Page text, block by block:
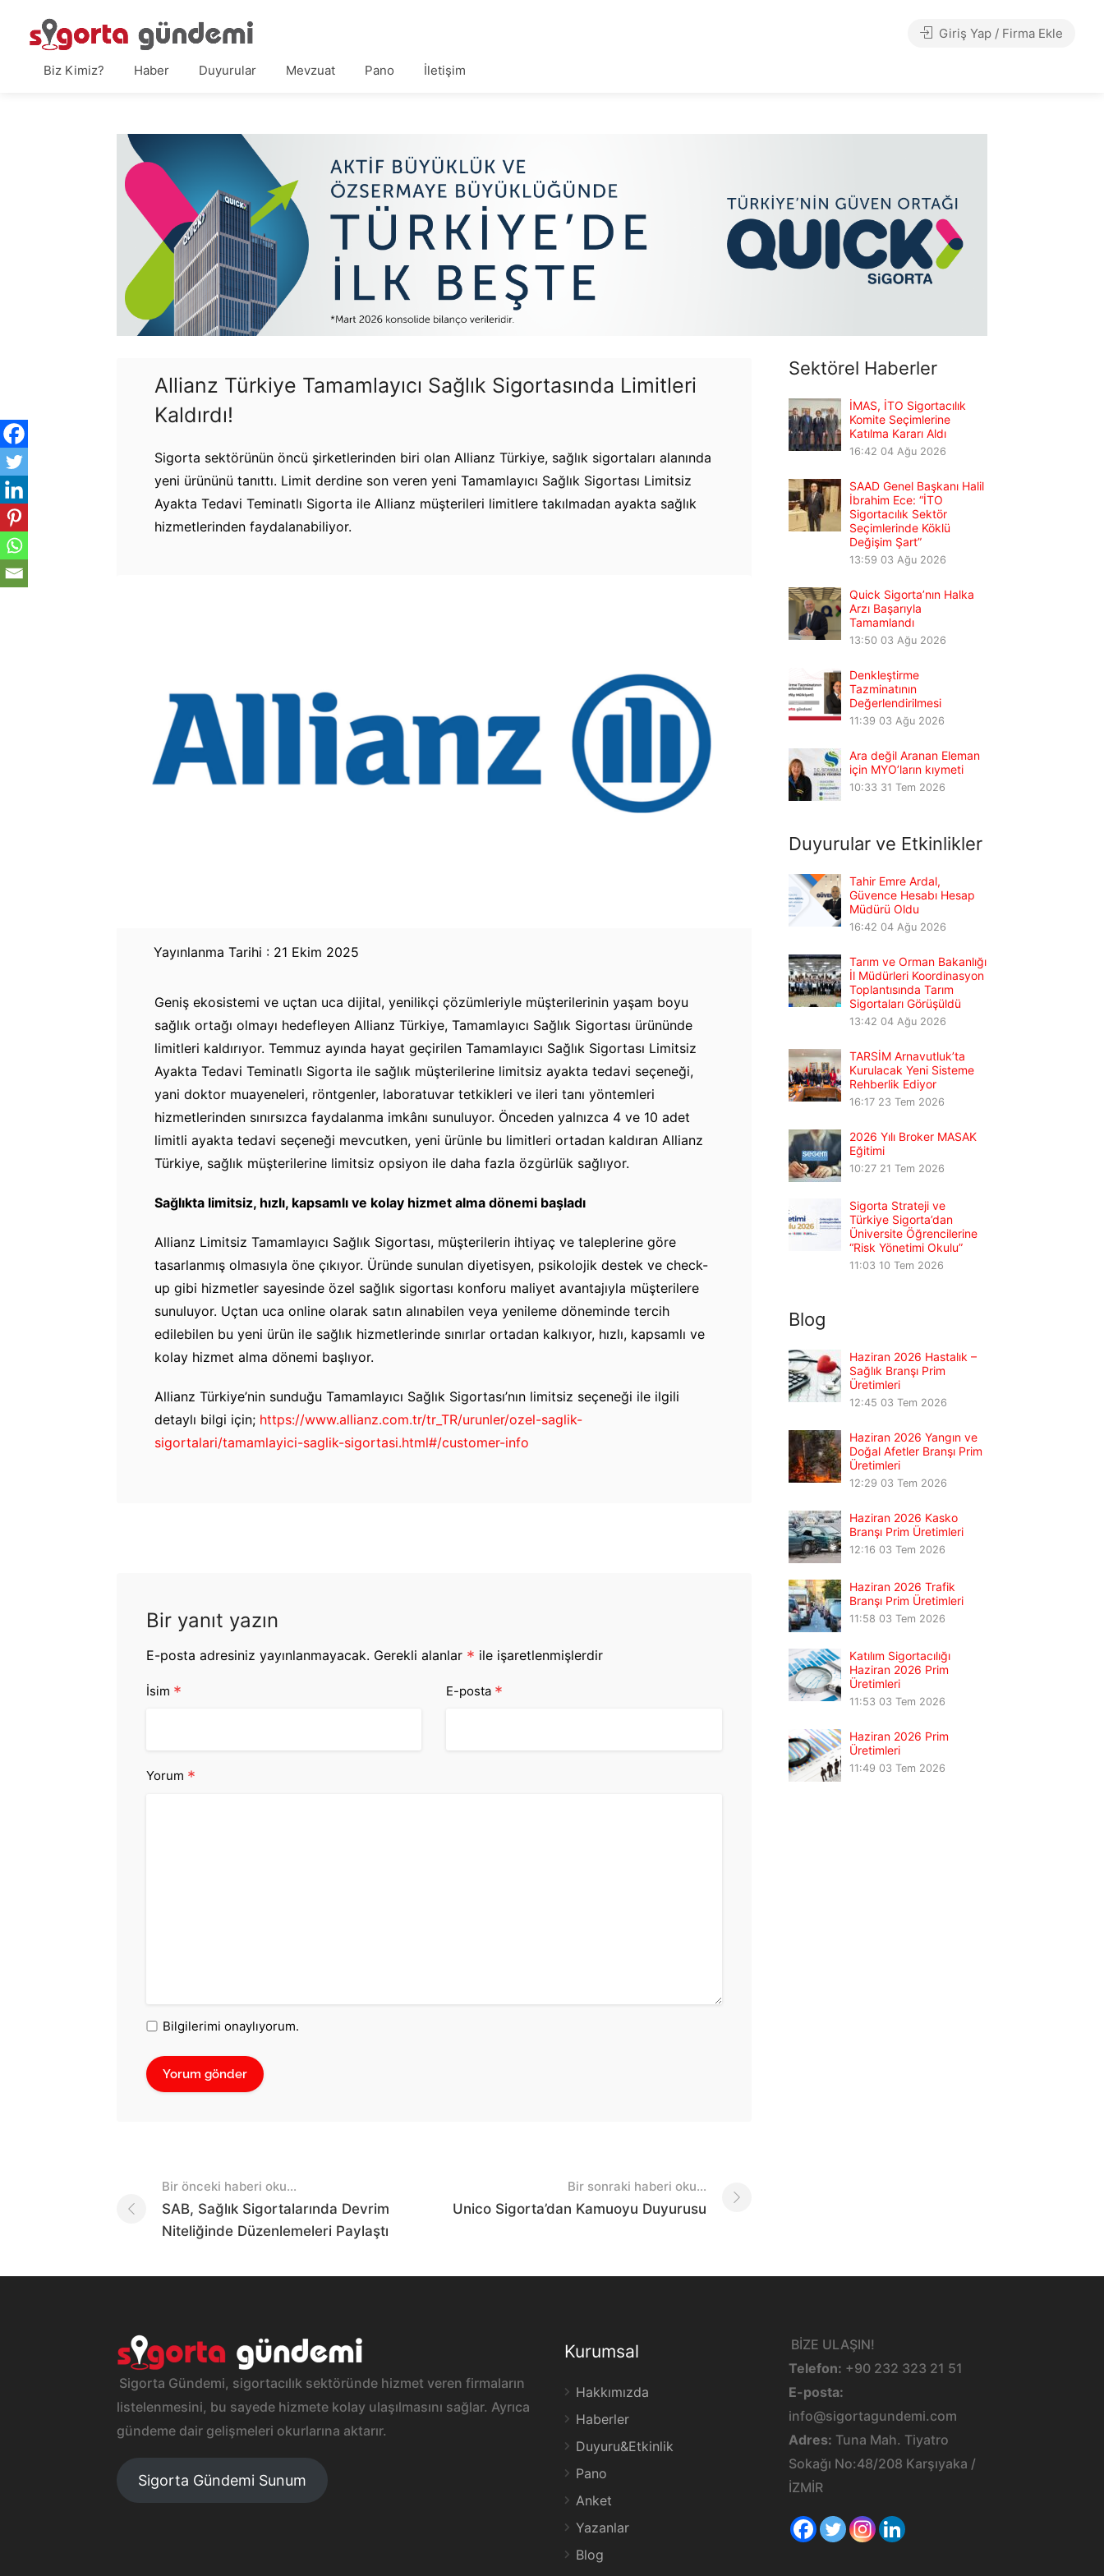
Biz Kimiz? Haber Duyurular Mevzuat Pano İletişim
Giriş Yap / Firma Ekle
Allianz Türkiye Tamamlayıcı Sağlık Sigortasında Limitleri
Kaldırdı!
Sigorta sektörünün öncü şirketlerinden biri olan Allianz Türkiye, sağlık sigortaları alanında
yeni ürününü tanıttı. Limit derdine son veren yeni Tamamlayıcı Sağlık Sigortası Limitsiz
Ayakta Tedavi Teminatlı Sigorta ile Allianz müşterileri limitlere takılmadan ayakta sağlık
hizmetlerinden faydalanabiliyor.
Yayınlanma Tarihi : 21 Ekim 2025
Geniş ekosistemi ve uçtan uca dijital, yenilikçi çözümleriyle müşterilerinin yaşam boyu
sağlık ortağı olmayı hedefleyen Allianz Türkiye, Tamamlayıcı Sağlık Sigortası ürününde
limitleri kaldırıyor. Temmuz ayında hayat geçirilen Tamamlayıcı Sağlık Sigortası Limitsiz
Ayakta Tedavi Teminatlı Sigorta ile sağlık müşterilerine limitsiz ayakta tedavi seçeneği,
yani doktor muayeneleri, röntgenler, laboratuvar tetkikleri ve ileri tanı yöntemleri
hizmetlerinden sınırsızca faydalanma imkânı sunuluyor. Önceden yalnızca 4 ve 10 adet
limitli ayakta tedavi seçeneği mevcutken, yeni ürünle bu limitleri ortadan kaldıran Allianz
Türkiye, sağlık müşterilerine limitsiz opsiyon ile daha fazla özgürlük sağlıyor.
Sağlıkta limitsiz, hızlı, kapsamlı ve kolay hizmet alma dönemi başladı
Allianz Limitsiz Tamamlayıcı Sağlık Sigortası, müşterilerin ihtiyaç ve taleplerine göre
tasarlanmış olmasıyla öne çıkıyor. Üründe sunulan diyetisyen, psikolojik destek ve check-
up gibi hizmetler sayesinde özel sağlık sigortası konforu maliyet avantajıyla müşterilere
sunuluyor. Uçtan uca online olarak satın alınabilen veya yenileme döneminde tercih
edilebilen bu yeni ürün ile sağlık hizmetlerinde sınırlar ortadan kalkıyor, hızlı, kapsamlı ve
kolay hizmet alma dönemi başlıyor.
Allianz Türkiye’nin sunduğu Tamamlayıcı Sağlık Sigortası’nın limitsiz seçeneği ile ilgili
detaylı bilgi için; https://www.allianz.com.tr/tr_TR/urunler/ozel-saglik-
sigortalari/tamamlayici-saglik-sigortasi.html#/customer-info
Bir yanıt yazın
E-posta adresiniz yayınlanmayacak. Gerekli alanlar * ile işaretlenmişlerdir
İsim * E-posta *
Yorum *
Bilgilerimi onaylıyorum.
Post
navigation
Bir önceki haberi oku...
SAB, Sağlık Sigortalarında Devrim
Niteliğinde Düzenlemeleri Paylaştı
Bir sonraki haberi oku...
Unico Sigorta’dan Kamuoyu Duyurusu
Sektörel Haberler
İMAS, İTO Sigortacılık
Komite Seçimlerine
Katılma Kararı Aldı
16:42 04 Ağu 2026
SAAD Genel Başkanı Halil
İbrahim Ece: “İTO
Sigortacılık Sektör
Seçimlerinde Köklü
Değişim Şart”
13:59 03 Ağu 2026
Quick Sigorta’nın Halka
Arzı Başarıyla
Tamamlandı
13:50 03 Ağu 2026
Denkleştirme
Tazminatının
Değerlendirilmesi
11:39 03 Ağu 2026
Ara değil Aranan Eleman
için MYO’ların kıymeti
10:33 31 Tem 2026
Duyurular ve Etkinlikler
Tahir Emre Ardal,
Güvence Hesabı Hesap
Müdürü Oldu
16:42 04 Ağu 2026
Tarım ve Orman Bakanlığı
İl Müdürleri Koordinasyon
Toplantısında Tarım
Sigortaları Görüşüldü
13:42 04 Ağu 2026
TARSİM Arnavutluk’ta
Kurulacak Yeni Sisteme
Rehberlik Ediyor
16:17 23 Tem 2026
2026 Yılı Broker MASAK
Eğitimi
10:27 21 Tem 2026
Sigorta Strateji ve
Türkiye Sigorta’dan
Üniversite Öğrencilerine
“Risk Yönetimi Okulu”
11:03 10 Tem 2026
Blog
Haziran 2026 Hastalık –
Sağlık Branşı Prim
Üretimleri
12:45 03 Tem 2026
Haziran 2026 Yangın ve
Doğal Afetler Branşı Prim
Üretimleri
12:29 03 Tem 2026
Haziran 2026 Kasko
Branşı Prim Üretimleri
12:16 03 Tem 2026
Haziran 2026 Trafik
Branşı Prim Üretimleri
11:58 03 Tem 2026
Katılım Sigortacılığı
Haziran 2026 Prim
Üretimleri
11:53 03 Tem 2026
Haziran 2026 Prim
Üretimleri
11:49 03 Tem 2026
Sigorta Gündemi, sigortacılık sektöründe hizmet veren firmaların
listelenmesini, bu sayede hizmete kolay ulaşılmasını sağlar. Ayrıca
gündeme dair gelişmeleri okurlarına aktarır.
Sigorta Gündemi Sunum
Kurumsal
Hakkımızda
Haberler
Duyuru&Etkinlik
Pano
Anket
Yazanlar
Blog
BİZE ULAŞIN!
Telefon: +90 232 323 21 51
E-posta:
info@sigortagundemi.com
Adres: Tuna Mah. Tiyatro
Sokağı No:48/208 Karşıyaka /
İZMİR